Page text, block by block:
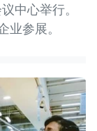
中心举行。
业参展。